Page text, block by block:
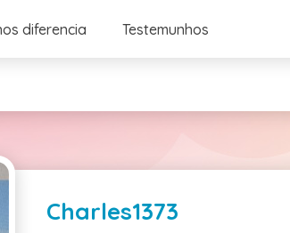
diferencia Testemunhos
Charles1373